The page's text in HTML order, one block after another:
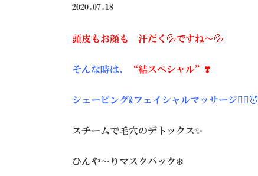
2020.07.18
頭皮もお顔も 汗だく💦ですね〜💦
そんな時は、 “結スペシャル”❣️
シェービング&フェイシャルマッサージ💆‍♀️💆
スチームで毛穴のデトックス✨
ひんや〜りマスクパック❄️